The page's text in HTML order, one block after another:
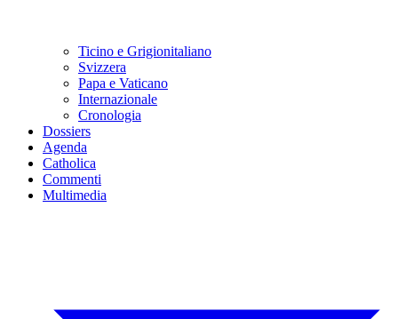
Ticino e Grigionitaliano
Svizzera
Papa e Vaticano
Internazionale
Cronologia
Dossiers
Agenda
Catholica
Commenti
Multimedia